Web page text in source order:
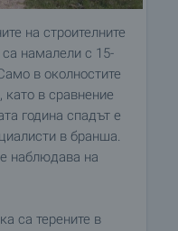
на строителните
намалели с 15-
в околностите
като в сравнение
година спадът е
в бранша.
наблюдава на
са терените в